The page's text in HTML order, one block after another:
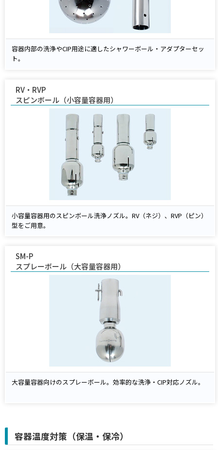
容器内部の洗浄やCIP用途に適したシャワーボール・アダプターセッ
ト。
RV・RVP
スピンボール（小容量容器用）
小容量容器用のスピンボール洗浄ノズル。RV（ネジ）、RVP（ピン）
型をご用意。
SM-P
スプレーボール（大容量容器用）
大容量容器向けのスプレーボール。効率的な洗浄・CIP対応ノズル。
容器温度対策（保温・保冷）